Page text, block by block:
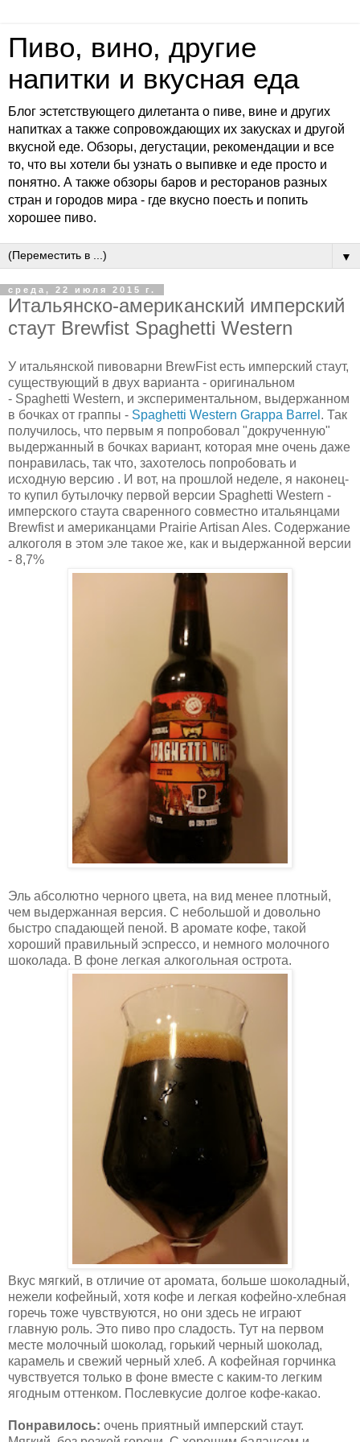
Пиво, вино, другие
напитки и вкусная еда
Блог эстетствующего дилетанта о пиве, вине и других
напитках а также сопровождающих их закусках и другой
вкусной еде. Обзоры, дегустации, рекомендации и все
то, что вы хотели бы узнать о выпивке и еде просто и
понятно. А также обзоры баров и ресторанов разных
стран и городов мира - где вкусно поесть и попить
хорошее пиво.
▼
среда, 22 июля 2015 г.
Итальянско-американский имперский
стаут Brewfist Spaghetti Western
У итальянской пивоварни BrewFist есть имперский стаут,
существующий в двух варианта - оригинальном
- Spaghetti Western, и экспериментальном, выдержанном
в бочках от граппы - Spaghetti Western Grappa Barrel . Так
получилось, что первым я попробовал "докрученную"
выдержанный в бочках вариант, которая мне очень даже
понравилась, так что, захотелось попробовать и
исходную версию . И вот, на прошлой неделе, я наконец-
то купил бутылочку первой версии Spaghetti Western -
имперского стаута сваренного совместно итальянцами
Brewfist и американцами Prairie Artisan Ales. Содержание
алкоголя в этом эле такое же, как и выдержанной версии
- 8,7%
Эль абсолютно черного цвета, на вид менее плотный,
чем выдержанная версия. С небольшой и довольно
быстро спадающей пеной. В аромате кофе, такой
хороший правильный эспрессо, и немного молочного
шоколада. В фоне легкая алкогольная острота.
Вкус мягкий, в отличие от аромата, больше шоколадный,
нежели кофейный, хотя кофе и легкая кофейно-хлебная
горечь тоже чувствуются, но они здесь не играют
главную роль. Это пиво про сладость. Тут на первом
месте молочный шоколад, горький черный шоколад,
карамель и свежий черный хлеб. А кофейная горчинка
чувствуется только в фоне вместе с каким-то легким
ягодным оттенком. Послевкусие долгое кофе-какао.
Понравилось: очень приятный имперский стаут.